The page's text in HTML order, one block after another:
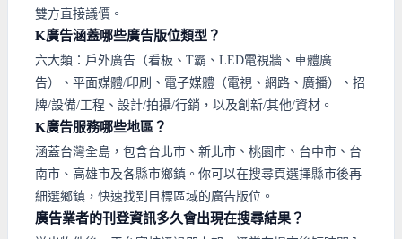
雙方直接議價。
K廣告涵蓋哪些廣告版位類型？
六大類：戶外廣告（看板、T霸、LED電視牆、車體廣
告）、平面媒體/印刷、電子媒體（電視、網路、廣播）、招
牌/設備/工程、設計/拍攝/行銷，以及創新/其他/資材。
K廣告服務哪些地區？
涵蓋台灣全島，包含台北市、新北市、桃園市、台中市、台
南市、高雄市及各縣市鄉鎮。你可以在搜尋頁選擇縣市後再
細選鄉鎮，快速找到目標區域的廣告版位。
廣告業者的刊登資訊多久會出現在搜尋結果？